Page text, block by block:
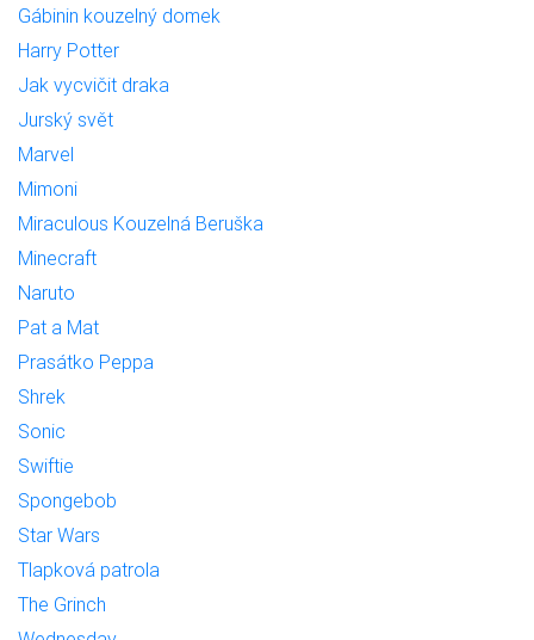
Gábinin kouzelný domek
Harry Potter
Jak vycvičit draka
Jurský svět
Marvel
Mimoni
Miraculous Kouzelná Beruška
Minecraft
Naruto
Pat a Mat
Prasátko Peppa
Shrek
Sonic
Swiftie
Spongebob
Star Wars
Tlapková patrola
The Grinch